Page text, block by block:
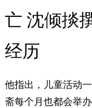
亡 沈倾掞
经历
他指出，儿童活动
斋每个月也都会举